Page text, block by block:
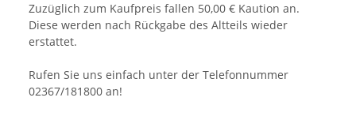
Zuzüglich zum Kaufpreis fallen 50,00 € Kaution an.
Diese werden nach Rückgabe des Altteils wieder
erstattet.
Rufen Sie uns einfach unter der Telefonnummer
02367/181800 an!